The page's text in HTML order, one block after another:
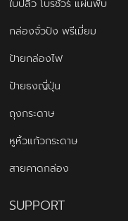
ใบปลิว โบรชัวร์ แผ่นพับ
กล่องจั่วปัง พรีเมี่ยม
ป้ายกล่องไฟ
ป้ายธงญี่ปุ่น
ถุงกระดาษ
หูหิ้วแก้วกระดาษ
สายคาดกล่อง
SUPPORT